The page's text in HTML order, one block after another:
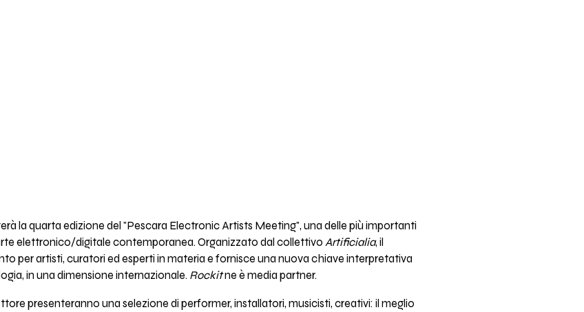
la quarta edizione del "Pescara Electronic Artists Meeting", una delle più importanti
elettronico/digitale contemporanea. Organizzato dal collettivo Artificialia, il
per artisti, curatori ed esperti in materia e fornisce una nuova chiave interpretativa
in una dimensione internazionale. Rockitne è media partner.
presenteranno una selezione di performer, installatori, musicisti, creativi: il meglio